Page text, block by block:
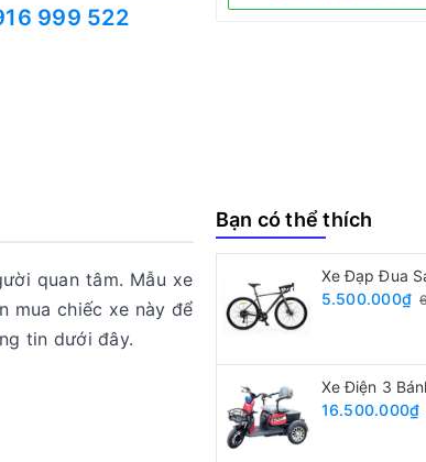
999 522
quan tâm. Mẫu xe
mua chiếc xe này để
tin dưới đây.
Bạn có thể thích
5.500.000₫
16.500.000₫